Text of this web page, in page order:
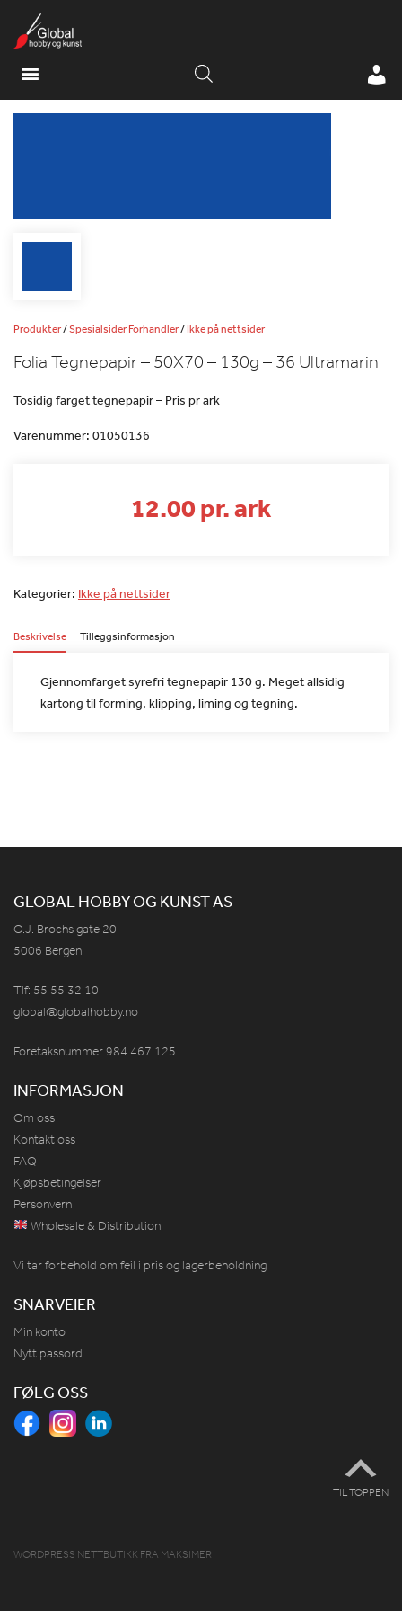
Produkter/Spesialsider Forhandler/Ikke på nettsider
Folia Tegnepapir – 50X70 – 130g – 36 Ultramarin
Tosidig farget tegnepapir – Pris pr ark
Varenummer: 01050136
12.00 pr. ark
Kategorier: Ikke på nettsider
Beskrivelse Tilleggsinformasjon
Gjennomfarget syrefri tegnepapir 130 g. Meget allsidig
kartong tilforming, klipping, liming og tegning.
GLOBAL HOBBY OG KUNST AS
O.J. Brochs gate 20
5006 Bergen
Tlf: 55 55 32 10
global@globalhobby.no
Foretaksnummer 984 467 125
INFORMASJON
Om oss
Kontakt oss
FAQ
Kjøpsbetingelser
Personvern
Wholesale & Distribution
Vi tar forbehold om feil i pris og lagerbeholdning
SNARVEIER
Min konto
Nytt passord
FØLG OSS
TIL TOPPEN
WORDPRESS NETTBUTIKK FRA MAKSIMER